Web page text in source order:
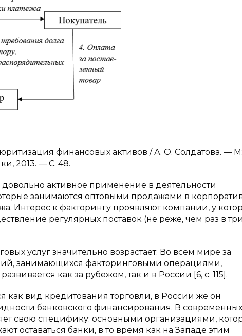
финансовых активов / А. О. Солдатова. — М:
2013. — С. 48.
активное применение в деятельности
занимаются оптовыми продажами в
Интерес к факторингу проявляют компании, у
регулярных поставок (не реже, чем раз в три
услуг значительно возрастает. Во всём мире за
занимающихся факторинговыми операциями,
как за рубежом, так и в России [6, с. 115].
как вид кредитования торговли, в России же он
банковского финансирования. В современных
свою специфику: основными организациями,
оставаться банки, в то время как на Западе этим